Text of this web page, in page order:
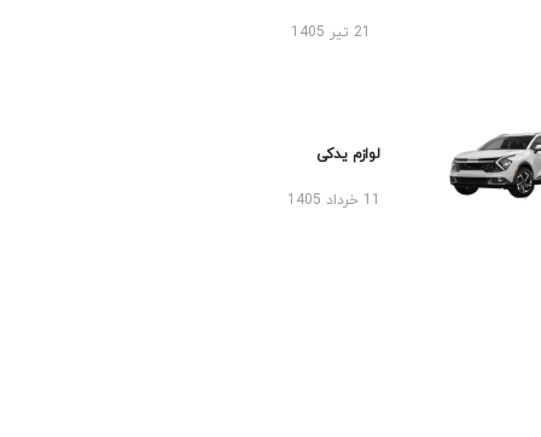
لوازم یدکی